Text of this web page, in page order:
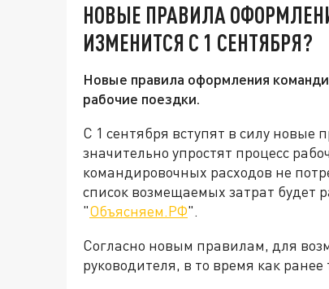
НОВЫЕ ПРАВИЛА
ИЗМЕНИТСЯ С 1 СЕНТЯБРЯ?
Новые правила оформления
рабочие поездки.
С 1 сентября вступят в силу
значительно упростят процесс
командировочных расходов не
список возмещаемых затрат будет
"Объясняем.РФ".
Согласно новым правилам, для
руководителя, в то время как ранее